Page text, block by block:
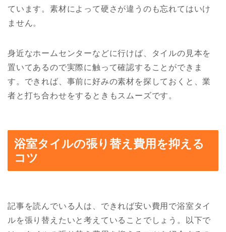
ています。素材によって硬さが違うのも忘れてはいけ
ません。
身近なホームセンターなどに行けば、タイルの見本を
置いてあるので実際に触って確認することができま
す。できれば、事前に好みの素材を探しておくと、業
者と打ち合わせをするときもスムーズです。
浴室タイルの張り替え費用を抑える
コツ
記事を読んでいる人は、できれば安い費用で浴室タイ
ルを張り替えたいと考えていることでしょう。以下で